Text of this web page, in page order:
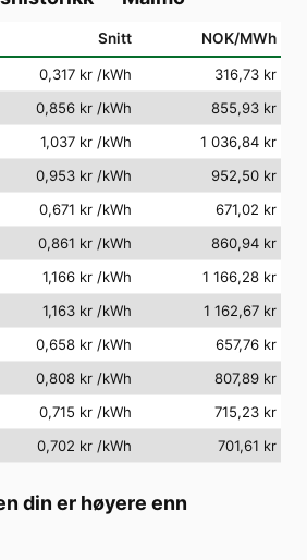
Snitt NOK/MWh
0,317 kr /kWh
316,73 kr
0,856 kr /kWh
855,93 kr
1,037 kr /kWh
1 036,84 kr
0,953 kr /kWh
952,50 kr
0,671 kr /kWh
671,02 kr
0,861 kr /kWh
860,94 kr
1,166 kr /kWh
1 166,28 kr
1,163 kr /kWh
1 162,67 kr
0,658 kr /kWh
657,76 kr
0,808 kr /kWh
807,89 kr
0,715 kr /kWh
715,23 kr
0,702 kr /kWh 701,61 kr
din er høyere enn